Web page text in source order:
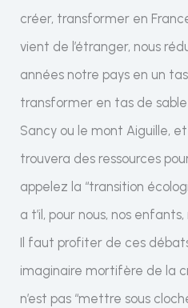
créer, transformer en
vient de l’étranger, nous
années notre pays en un
transformer en tas de
Sancy ou le mont Aiguille,
trouvera des ressources
appelez la “transition
a t’il, pour nous, nos
Il faut profiter de ces
imaginaire mortifère de la
n’est pas “mettre sous